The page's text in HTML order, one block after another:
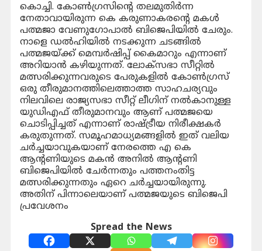
കൊച്ചി. കോൺഗ്രസിന്റെ തലമുതിർന്ന
നേതാവായിരുന്ന കെ കരുണാകരന്റെ മകൾ
പത്മജാ വേണുഗോപാൽ ബിജെപിയിൽ ചേരും.
നാളെ ഡൽഹിയിൽ നടക്കുന്ന ചടങ്ങിൽ
പത്മജയ്ക്ക് മെമ്പർഷിപ്പ് കൈമാറും എന്നാണ്
അറിയാൻ കഴിയുന്നത്. ലോക്സഭാ സീറ്റിൽ
മത്സരിക്കുന്നവരുടെ പേരുകളിൽ കോൺഗ്രസ്
ഒരു തീരുമാനത്തിലെത്താത്ത സാഹചര്യവും
നിലവിലെ രാജ്യസഭാ സീറ്റ് ലീഗിന് നൽകാനുള്ള
യുഡിഎഫ് തീരുമാനവും ആണ് പത്മജയെ
ചൊടിപ്പിച്ചത് എന്നാണ് രാഷ്ട്രീയ നിരീക്ഷകർ
കരുതുന്നത്. സമൂഹമാധ്യമങ്ങളിൽ ഇത് വലിയ
ചർച്ചയാവുകയാണ് നേരത്തെ എ കെ
ആന്റണിയുടെ മകൻ അനിൽ ആന്റണി
ബിജെപിയിൽ ചേർന്നതും പത്തനംതിട്ട
മത്സരിക്കുന്നതും ഏറെ ചർച്ചയായിരുന്നു.
അതിന് പിന്നാലെയാണ് പത്മജയുടെ ബിജെപി
പ്രവേശനം
Spread the News